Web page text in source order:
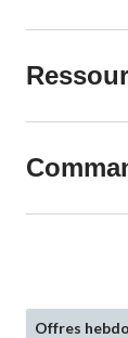
Offres